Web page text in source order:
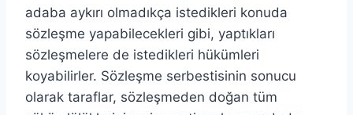
adaba aykırı olmadıkça istedikleri konuda
sözleşme yapabilecekleri gibi, yaptıkları
sözleşmelere de istedikleri hükümleri
koyabilirler. Sözleşme serbestisinin sonucu
olarak taraflar, sözleşmeden doğan tüm